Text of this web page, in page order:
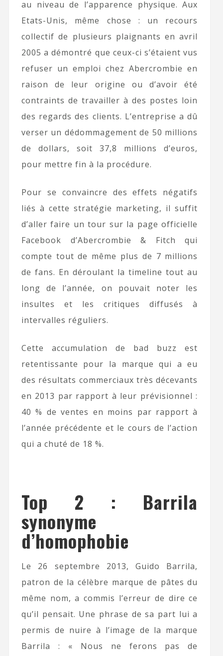
au niveau de l’apparence physique. Aux
Etats-Unis, même chose : un recours
collectif de plusieurs plaignants en avril
2005 a démontré que ceux-ci s’étaient vus
refuser un emploi chez Abercrombie en
raison de leur origine ou d’avoir été
contraints de travailler à des postes loin
des regards des clients. L’entreprise a dû
verser un dédommagement de 50 millions
de dollars, soit 37,8 millions d’euros,
pour mettre fin à la procédure.
Pour se convaincre des effets négatifs
liés à cette stratégie marketing, il suffit
d’aller faire un tour sur la page officielle
Facebook d’Abercrombie & Fitch qui
compte tout de même plus de 7 millions
de fans. En déroulant la timeline tout au
long de l’année, on pouvait noter les
insultes et les critiques diffusés à
intervalles réguliers.
Cette accumulation de bad buzz est
retentissante pour la marque qui a eu
des résultats commerciaux très décevants
en 2013 par rapport à leur prévisionnel :
40 % de ventes en moins par rapport à
l’année précédente et le cours de l’action
qui a chuté de 18 %.
Top 2 : Barrila
synonyme
d’homophobie
Le 26 septembre 2013, Guido Barrila,
patron de la célèbre marque de pâtes du
même nom, a commis l’erreur de dire ce
qu’il pensait. Une phrase de sa part lui a
permis de nuire à l’image de la marque
Barrila : « Nous ne ferons pas de